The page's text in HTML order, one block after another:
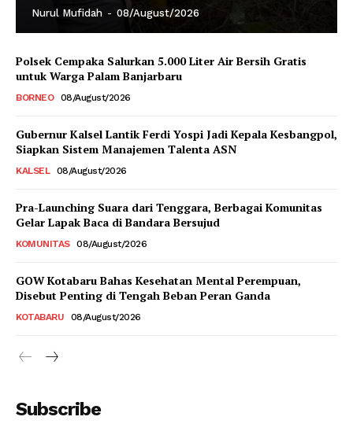
Nurul Mufidah - 08/August/2026
Polsek Cempaka Salurkan 5.000 Liter Air Bersih Gratis
untuk Warga Palam Banjarbaru
BORNEO 08/August/2026
Gubernur Kalsel Lantik Ferdi Yospi Jadi Kepala Kesbangpol,
Siapkan Sistem Manajemen Talenta ASN
KALSEL 08/August/2026
Pra-Launching Suara dari Tenggara, Berbagai Komunitas
Gelar Lapak Baca di Bandara Bersujud
KOMUNITAS 08/August/2026
GOW Kotabaru Bahas Kesehatan Mental Perempuan,
Disebut Penting di Tengah Beban Peran Ganda
KOTABARU 08/August/2026
Subscribe